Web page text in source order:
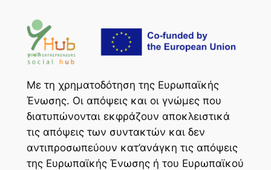
Με τη χρηματοδότηση της Ευρωπαϊκής
Ένωσης. Οι απόψεις και οι γνώμες που
διατυπώνονται εκφράζουν αποκλειστικά
τις απόψεις των συντακτών και δεν
αντιπροσωπεύουν κατ’ανάγκη τις απόψεις
της Ευρωπαϊκής Ένωσης ή του Ευρωπαϊκού